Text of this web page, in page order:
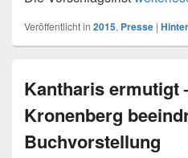
Veröffentlicht in 2015, Presse |
Kantharis ermutigt
Kronenberg
Buchvorstellung